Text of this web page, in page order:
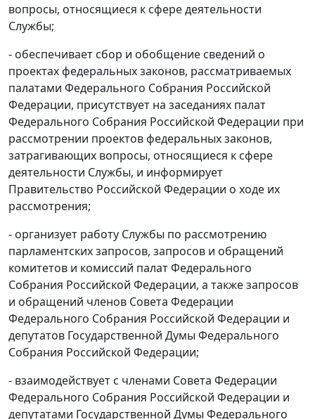
вопросы, относящиеся к сфере деятельности
Службы;
- обеспечивает сбор и обобщение сведений о
проектах федеральных законов, рассматриваемых
палатами Федерального Собрания Российской
Федерации, присутствует на заседаниях палат
Федерального Собрания Российской Федерации при
рассмотрении проектов федеральных законов,
затрагивающих вопросы, относящиеся к сфере
деятельности Службы, и информирует
Правительство Российской Федерации о ходе их
рассмотрения;
- организует работу Службы по рассмотрению
парламентских запросов, запросов и обращений
комитетов и комиссий палат Федерального
Собрания Российской Федерации, а также запросов
и обращений членов Совета Федерации
Федерального Собрания Российской Федерации и
депутатов Государственной Думы Федерального
Собрания Российской Федерации;
- взаимодействует с членами Совета Федерации
Федерального Собрания Российской Федерации и
депутатами Государственной Думы Федерального